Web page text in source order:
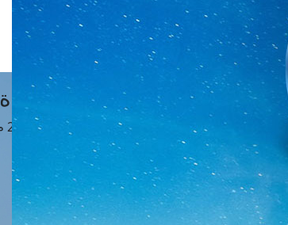
الفتوى الهاتفية
مَواقِيتُ الصَّـــلاة
القاهرة · 07 أغسطس 2026 م
4 :41
الشروق
6 :17